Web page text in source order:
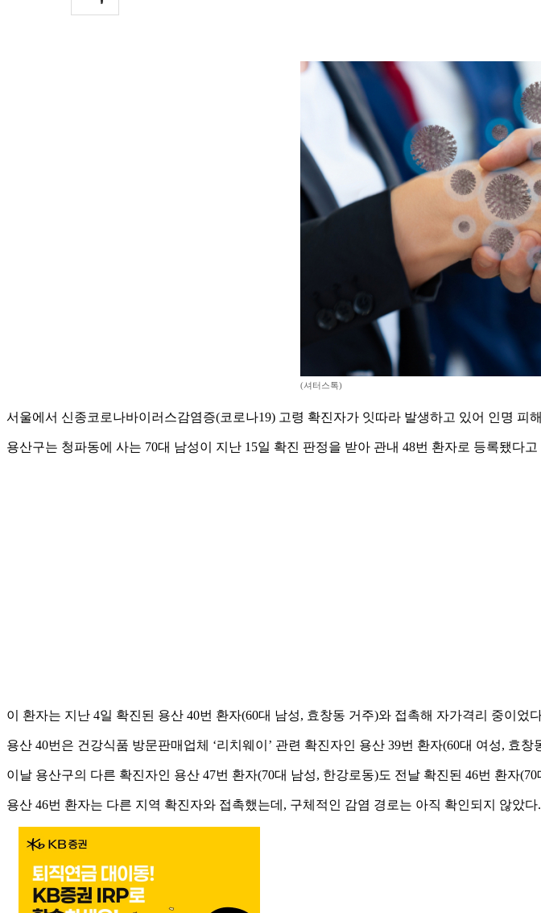
(셔터스톡)
서울에서 신종코로나바이러스감염증(코로나19) 고령 확진자가 잇따라 발생하고 있어 인명 피
용산구는 청파동에 사는 70대 남성이 지난 15일 확진 판정을 받아 관내 48번 환자로 등록됐다고
이 환자는 지난 4일 확진된 용산 40번 환자(60대 남성, 효창동 거주)와 접촉해 자가격리 중이었
용산 40번은 건강식품 방문판매업체 ‘리치웨이’ 관련 확진자인 용산 39번 환자(60대 여성,
이날 용산구의 다른 확진자인 용산 47번 환자(70대 남성, 한강로동)도 전날 확진된 46번 환자
용산 46번 환자는 다른 지역 확진자와 접촉했는데, 구체적인 감염 경로는 아직 확인되지 않았다.